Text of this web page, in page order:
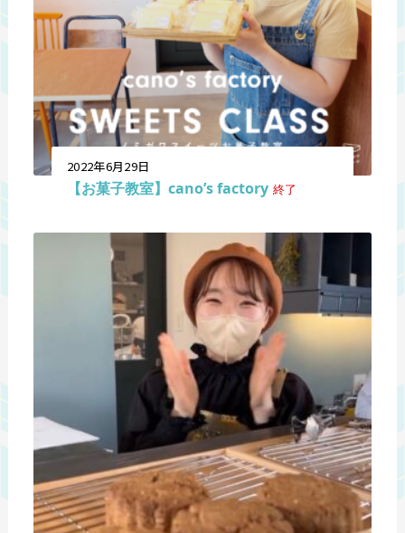
2022年6月29日
【お菓子教室】cano’s factory 終了